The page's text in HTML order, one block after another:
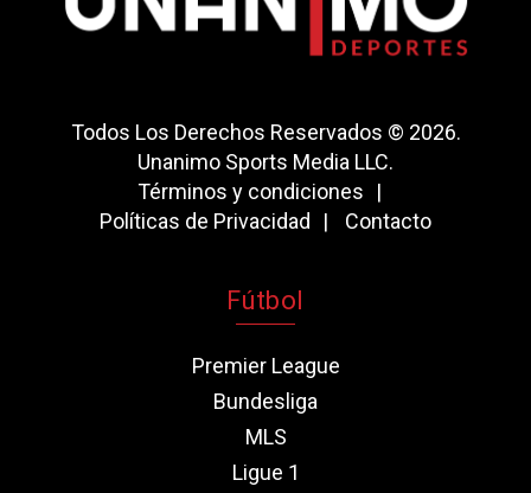
Todos Los Derechos Reservados © 2026.
Unanimo Sports Media LLC.
Términos y condiciones
Políticas de Privacidad
Contacto
Fútbol
Premier League
Bundesliga
MLS
Ligue 1